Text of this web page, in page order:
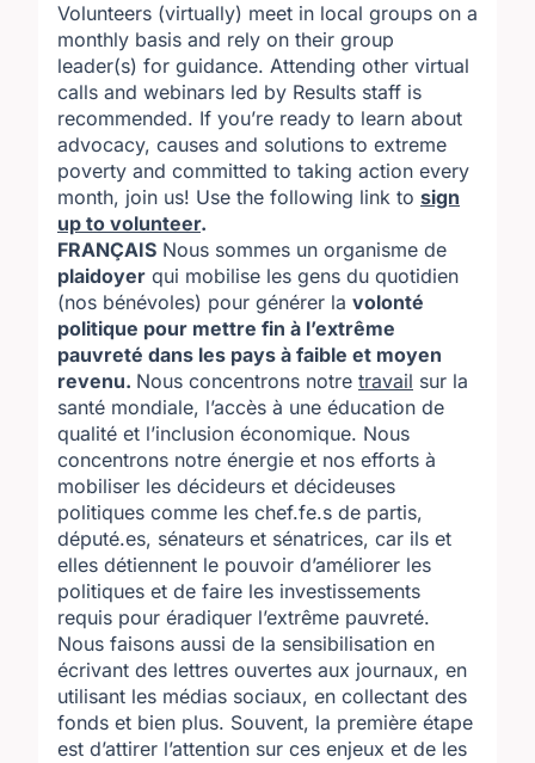
Volunteers (virtually) meet in local groups on a
monthly basis and rely on their group
leader(s) for guidance. Attending other virtual
calls and webinars led by Results staff is
recommended. If you’re ready to learn about
advocacy, causes and solutions to extreme
poverty and committed to taking action every
month, join us! Use the following link to sign
up to volunteer.
FRANÇAIS Nous sommes un organisme de
plaidoyer qui mobilise les gens du quotidien
(nos bénévoles) pour générer la volonté
politique pour mettre fin à l’extrême
pauvreté dans les pays à faible et moyen
revenu. Nous concentrons notre travail sur la
santé mondiale, l’accès à une éducation de
qualité et l’inclusion économique. Nous
concentrons notre énergie et nos efforts à
mobiliser les décideurs et décideuses
politiques comme les chef.fe.s de partis,
député.es, sénateurs et sénatrices, car ils et
elles détiennent le pouvoir d’améliorer les
politiques et de faire les investissements
requis pour éradiquer l’extrême pauvreté.
Nous faisons aussi de la sensibilisation en
écrivant des lettres ouvertes aux journaux, en
utilisant les médias sociaux, en collectant des
fonds et bien plus. Souvent, la première étape
est d’attirer l’attention sur ces enjeux et de les